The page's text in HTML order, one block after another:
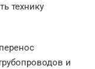
технику
и